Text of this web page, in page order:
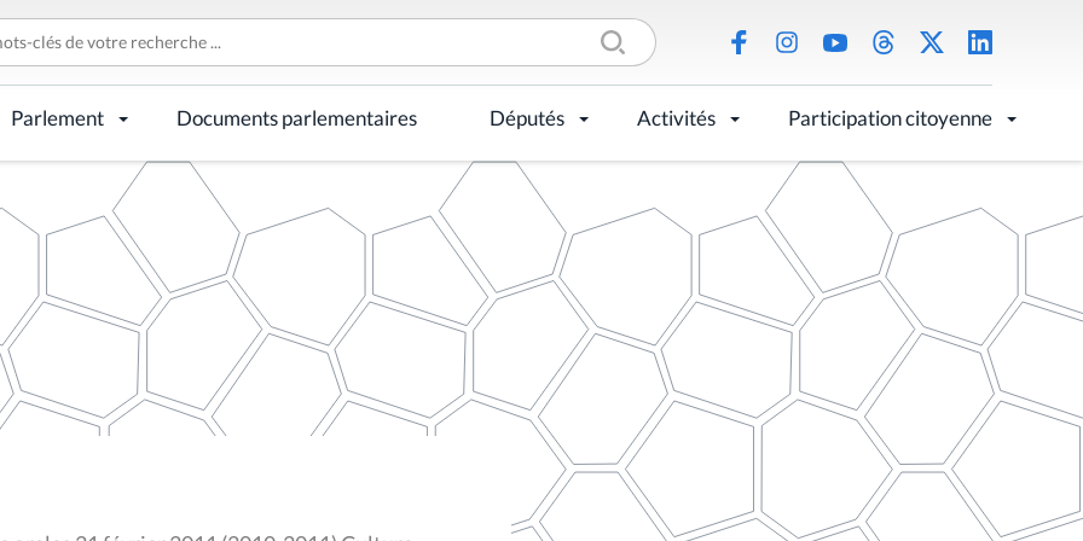
Parlement Documents parlementaires Députés Activités Participation citoyenne